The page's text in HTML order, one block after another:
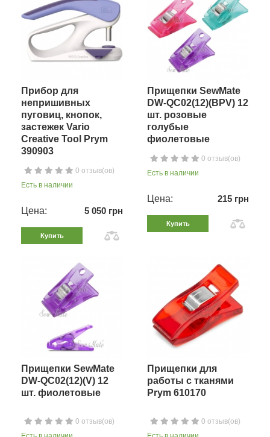
Прибор для
непришивных
пуговиц, кнопок,
застежек Vario
Creative Tool Prym
390903
0 отзыв(ов)
Есть в наличии
Цена: 5 050 грн
Купить
Прищепки SewMate
DW-QC02(12)(BPV) 12
шт. розовые
голубые
фиолетовые
0 отзыв(ов)
Есть в наличии
Цена: 215 грн
Купить
Прищепки SewMate
DW-QC02(12)(V) 12
шт. фиолетовые
0 отзыв(ов)
Прищепки для
работы с тканями
Prym 610170
0 отзыв(ов)